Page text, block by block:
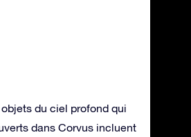
du ciel profond qui
dans Corvus incluent